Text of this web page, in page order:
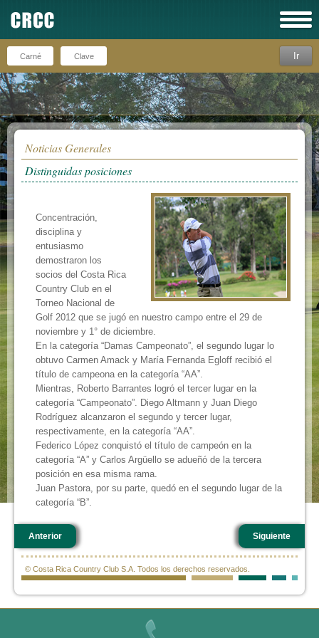
Recuérdeme
Ir
Noticias Generales
Distinguidas posiciones
Concentración,
disciplina y
entusiasmo
demostraron los
socios del Costa Rica
Country Club en el
Torneo Nacional de
Golf 2012 que se jugó en nuestro campo entre el 29 de
noviembre y 1° de diciembre.
En la categoría “Damas Campeonato”, el segundo lugar lo
obtuvo Carmen Amack y María Fernanda Egloff recibió el
título de campeona en la categoría “AA”.
Mientras, Roberto Barrantes logró el tercer lugar en la
categoría “Campeonato”. Diego Altmann y Juan Diego
Rodríguez alcanzaron el segundo y tercer lugar,
respectivamente, en la categoría “AA”.
Federico López conquistó el título de campeón en la
categoría “A” y Carlos Argüello se adueñó de la tercera
posición en esa misma rama.
Juan Pastora, por su parte, quedó en el segundo lugar de la
categoría “B”.
Anterior Siguiente
© Costa Rica Country Club S.A. Todos los derechos reservados.